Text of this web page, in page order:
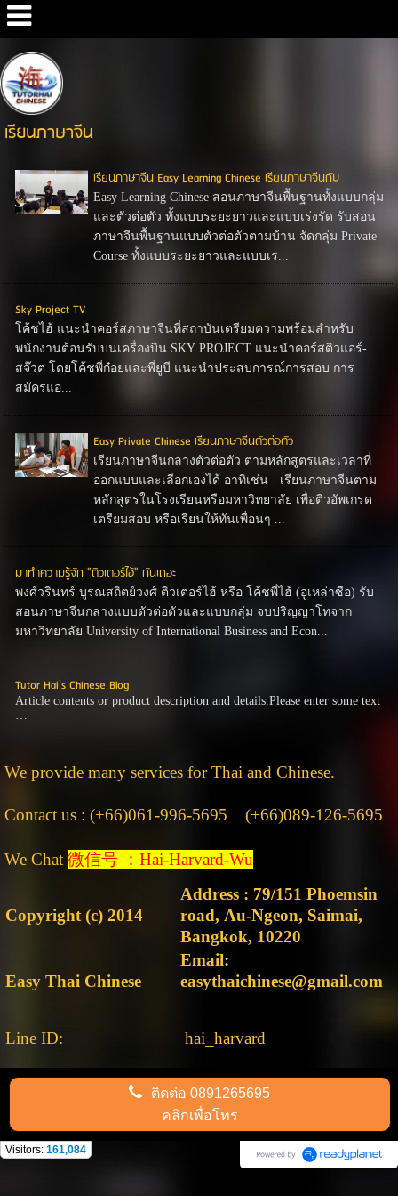
Google+
เรียนภาษาจีน
เรียนภาษาจีน Easy Learning Chinese เรียนภาษาจีนกับ
Easy Learning Chinese สอนภาษาจีนพื้นฐานทั้งแบบกลุ่ม
และตัวต่อตัว ทั้งแบบระยะยาวและแบบเร่งรัด รับสอน
ภาษาจีนพื้นฐานแบบตัวต่อตัวตามบ้าน จัดกลุ่ม Private
Course ทั้งแบบระยะยาวและแบบเร...
Sky Project TV
โค้ชไฮ้ แนะนำคอร์สภาษาจีนที่สถาบันเตรียมความพร้อมสำหรับ
พนักงานต้อนรับบนเครื่องบิน SKY PROJECT แนะนำคอร์สติวแอร์-
สจ๊วต โดยโค้ชพี่ก๋อยและพี่ยูบี แนะนำประสบการณ์การสอบ การ
สมัครแอ...
Easy Private Chinese เรียนภาษาจีนตัวต่อตัว
เรียนภาษาจีนกลางตัวต่อตัว ตามหลักสูตรและเวลาที่
ออกแบบและเลือกเองได้ อาทิเช่น - เรียนภาษาจีนตาม
หลักสูตรในโรงเรียนหรือมหาวิทยาลัย เพื่อติวอัพเกรด
เตรียมสอบ หรือเรียนให้ทันเพื่อนๆ ...
มาทำความรู้จัก "ติวเตอร์ไฮ้" กันเถอะ
พงศ์วรินทร์ บูรณสถิตย์วงศ์ ติวเตอร์ไฮ้ หรือ โค้ชพี่ไฮ้ (อูเหล่าซือ) รับ
สอนภาษาจีนกลางแบบตัวต่อตัวและแบบกลุ่ม จบปริญญาโทจาก
มหาวิทยาลัย University of International Business and Econ...
Tutor Hai's Chinese Blog
Article contents or product description and details.Please enter some text
…
We provide many services for Thai and Chinese.
Contact us : (+66)061-996-5695 (+66)089-126-5695
We Chat 微信号 ：Hai-Harvard-Wu
Copyright (c) 2014
Address : 79/151 Phoemsin
road, Au-Ngeon, Saimai,
Bangkok, 10220
Easy Thai Chinese
Email:
easythaichinese@gmail.com
Line ID: hai_harvard
ติดต่อ0891265695
คลิกเพื่อโทร
Visitors: 161,084